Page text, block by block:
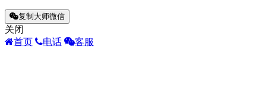
复制大师微信
关闭
首页
电话 客服